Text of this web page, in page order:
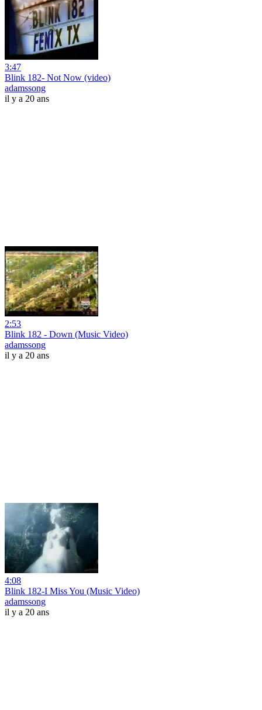
3:47
Blink 182- Not Now (video)
adamssong
il y a 20 ans
2:53
Blink 182 - Down (Music Video)
adamssong
il y a 20 ans
4:08
Blink 182-I Miss You (Music Video)
adamssong
il y a 20 ans